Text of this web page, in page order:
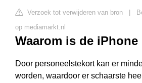
Verzoek tot verwijderen van bron
op mediamarkt.nl
Waarom is de
Door personeelstekort kan er
worden, waardoor er schaarste